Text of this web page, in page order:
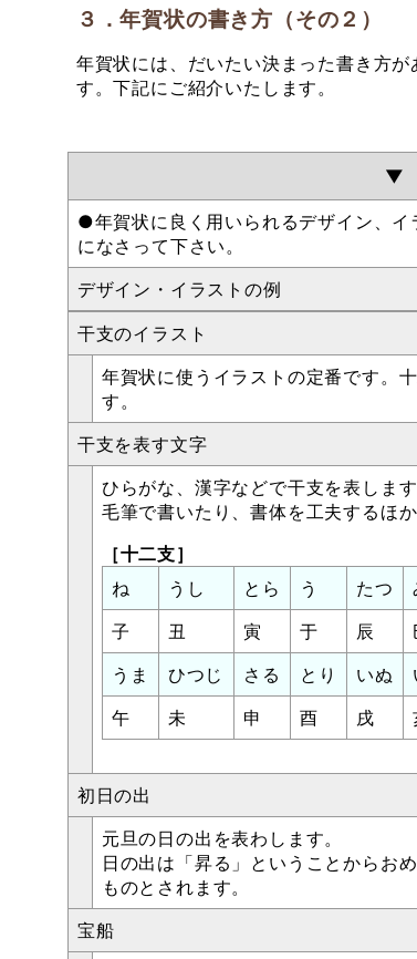
３．年賀状の書き方（その２）
年賀状には、だいたい決まった書き方
す。下記にご紹介いたします。
▼
●年賀状に良く用いられるデザイン、
になさって下さい。
デザイン・イラストの例
干支のイラスト
年賀状に使うイラストの定番です。
す。
干支を表す文字
ひらがな、漢字などで干支を表しま
毛筆で書いたり、書体を工夫するほ
［十二支］
ね
うし とら う たつ
子
丑 寅 于 辰
うま
ひつじ さる とり いぬ
午
未 申 酉 戌
初日の出
元旦の日の出を表わします。
日の出は「昇る」ということからお
ものとされます。
宝船